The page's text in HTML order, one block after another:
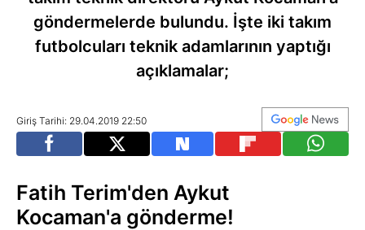
göndermelerde bulundu. İşte iki takım
futbolcuları teknik adamlarının yaptığı
açıklamalar;
Giriş Tarihi: 29.04.2019 22:50
Fatih Terim'den Aykut
Kocaman'a gönderme!